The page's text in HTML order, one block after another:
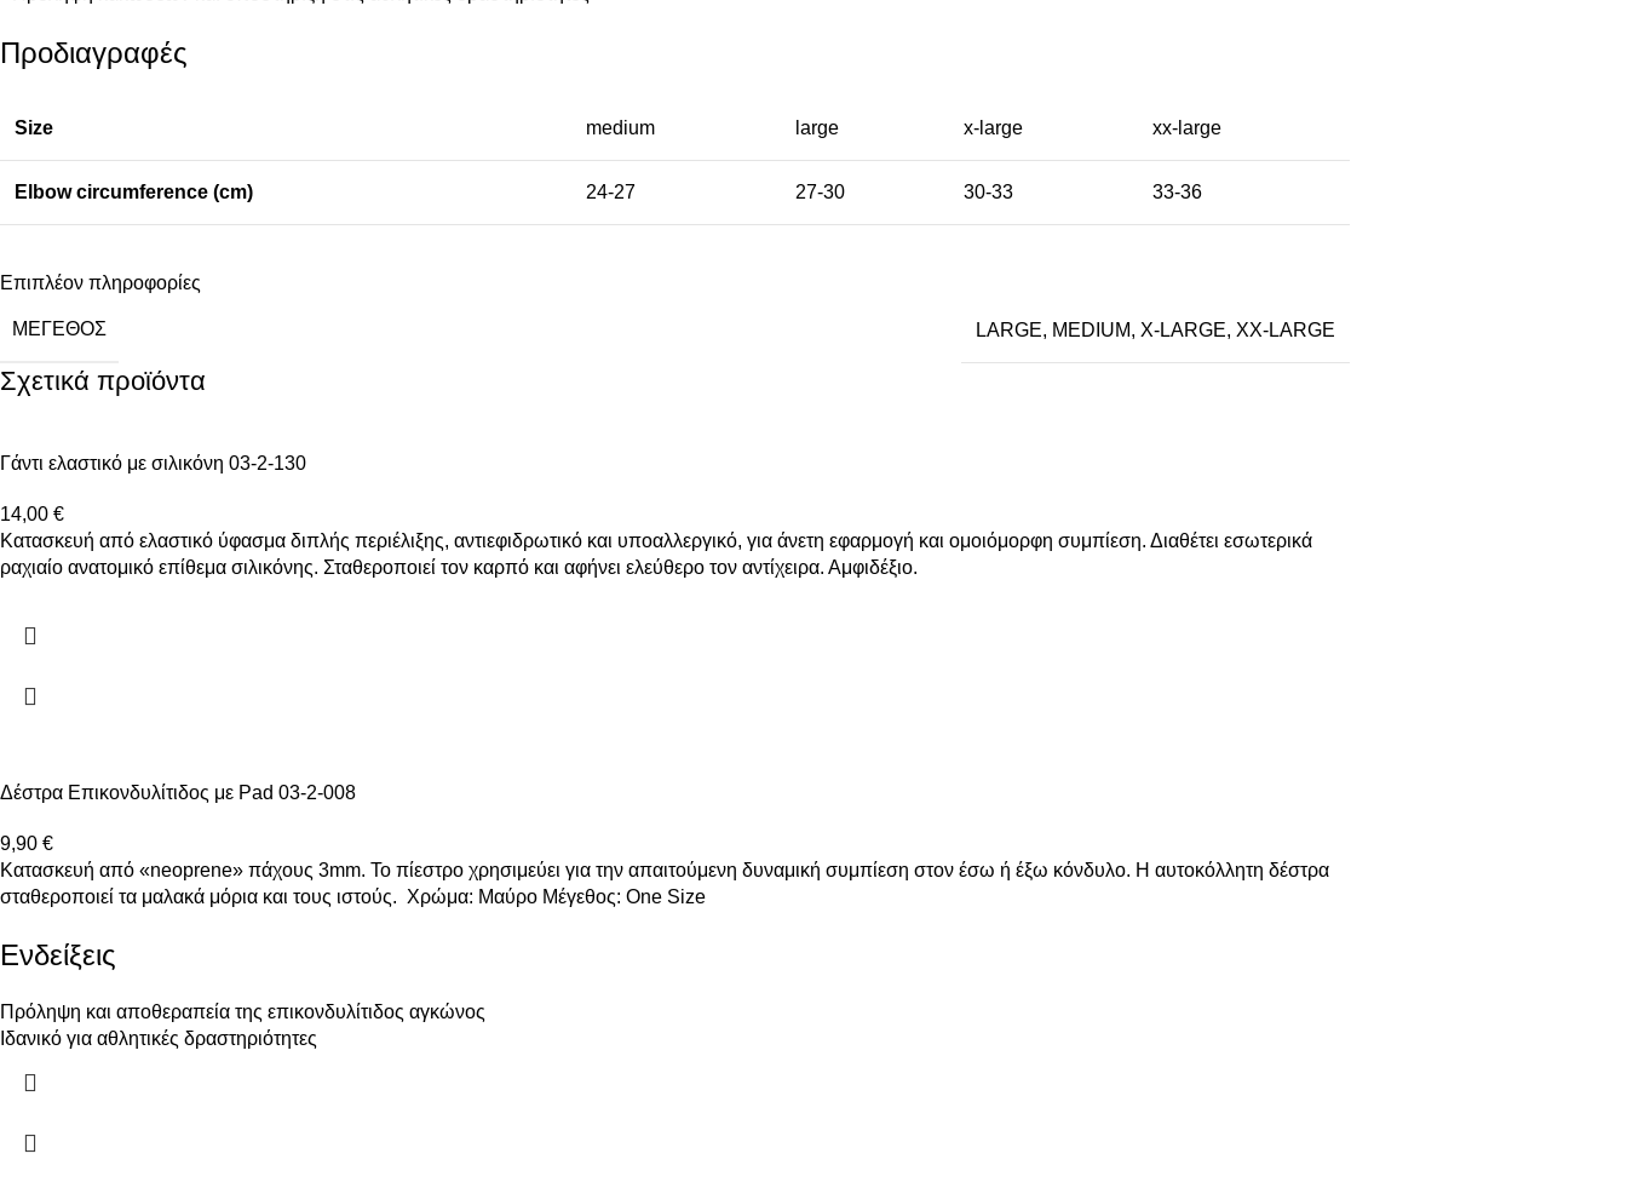
Προδιαγραφές
Size medium large x-large xx-large
Elbow circumference (cm) 24-27 27-30 30-33 33-36
Επιπλέον πληροφορίες
ΜΈΓΕΘΟΣ LARGE, MEDIUM, X-LARGE, XX-LARGE
Σχετικά προϊόντα
Γάντι ελαστικό με σιλικόνη 03-2-130
14,00 €
Κατασκευή από ελαστικό ύφασμα διπλής περιέλιξης, αντιεφιδρωτικό και υποαλλεργικό, για άνετη εφαρμογή και ομοιόμορφη συμπίεση. Διαθέτει εσωτερικά
ραχιαίο ανατομικό επίθεμα σιλικόνης. Σταθεροποιεί τον καρπό και αφήνει ελεύθερο τον αντίχειρα. Αμφιδέξιο.
Δέστρα Επικονδυλίτιδος με Pad 03-2-008
9,90 €
Kατασκευή από «neoprene» πάχους 3mm. Το πίεστρο χρησιμεύει για την απαιτούμενη δυναμική συμπίεση στον έσω ή έξω κόνδυλο. Η αυτοκόλλητη δέστρα
σταθεροποιεί τα μαλακά μόρια και τους ιστούς. Χρώμα: Μαύρο Mέγεθος: One Size
Ενδείξεις
Πρόληψη και αποθεραπεία της επικονδυλίτιδος αγκώνος
Ιδανικό για αθλητικές δραστηριότητες